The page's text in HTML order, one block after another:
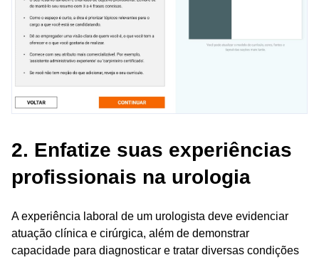
2. Enfatize suas experiências
profissionais na urologia
A experiência laboral de um urologista deve evidenciar
atuação clínica e cirúrgica, além de demonstrar
capacidade para diagnosticar e tratar diversas condições